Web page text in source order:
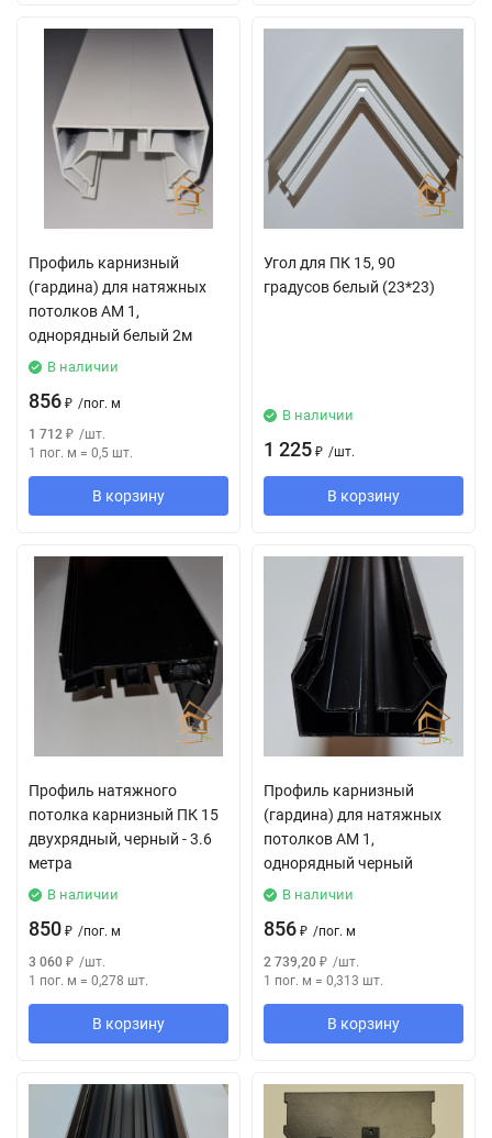
Профиль карнизный
(гардина) для натяжных
потолков АМ 1,
однорядный белый 2м
В наличии
856 ₽ /пог. м
1 712 ₽ /шт.
1 пог. м = 0,5 шт.
В корзину
Угол для ПК 15, 90
градусов белый (23*23)
В наличии
1 225 ₽ /шт.
В корзину
Профиль натяжного
потолка карнизный ПК 15
двухрядный, черный - 3.6
метра
В наличии
850 ₽ /пог. м
3 060 ₽ /шт.
1 пог. м = 0,278 шт.
В корзину
Профиль карнизный
(гардина) для натяжных
потолков АМ 1,
однорядный черный
В наличии
856 ₽ /пог. м
2 739,20 ₽ /шт.
1 пог. м = 0,313 шт.
В корзину